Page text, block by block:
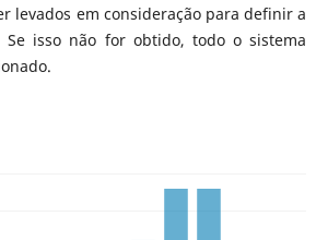
levados em consideração para definir a
Se isso não for obtido, todo o sistema